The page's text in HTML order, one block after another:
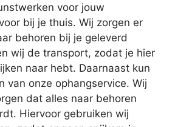
voor jouw
bij je thuis. Wij zorgen er
behoren bij je geleverd
wij de transport, zodat je hier
naar hebt. Daarnaast kun
van onze ophangservice. Wij
dat alles naar behoren
Hiervoor gebruiken wij